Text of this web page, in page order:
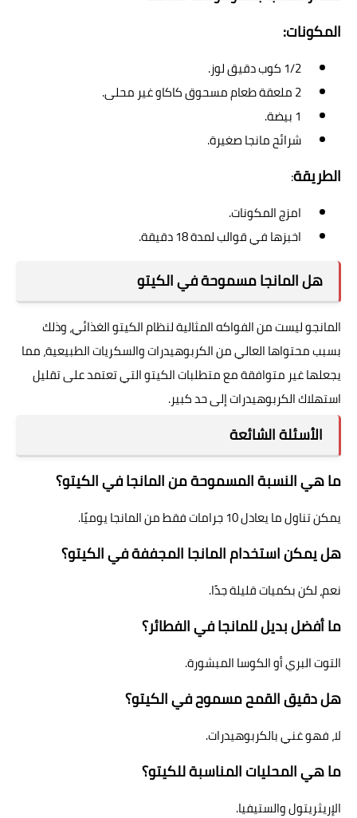
المكونات:
1/2 كوب دقيق لوز.
2 ملعقة طعام مسحوق كاكاو غير محلى.
1 بيضة.
شرائح مانجا صغيرة.
الطريقة:
امزج المكونات.
اخبزها في قوالب لمدة 18 دقيقة.
هل المانجا مسموحة في الكيتو
المانجو ليست من الفواكه المثالية لنظام الكيتو الغذائي، وذلك
بسبب محتواها العالي من الكربوهيدرات والسكريات الطبيعية، مما
يجعلها غير متوافقة مع متطلبات الكيتو التي تعتمد على تقليل
استهلاك الكربوهيدرات إلى حد كبير.
الأسئلة الشائعة
ما هي النسبة المسموحة من المانجا في الكيتو؟
يمكن تناول ما يعادل 10 جرامات فقط من المانجا يوميًا.
هل يمكن استخدام المانجا المجففة في الكيتو؟
نعم، لكن بكميات قليلة جدًا.
ما أفضل بديل للمانجا في الفطائر؟
التوت البري أو الكوسا المبشورة.
هل دقيق القمح مسموح في الكيتو؟
لا، فهو غني بالكربوهيدرات.
ما هي المحليات المناسبة للكيتو؟
الإريثريتول والستيفيا.